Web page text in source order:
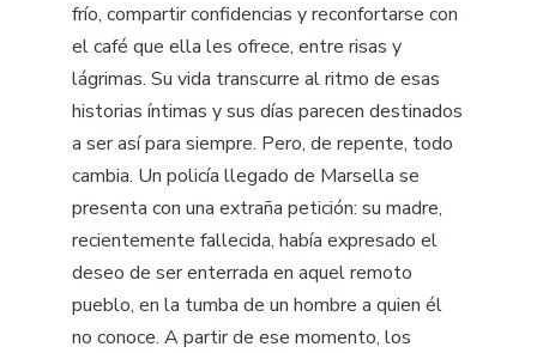
frío, compartir confidencias y reconfortarse con
el café que ella les ofrece, entre risas y
lágrimas. Su vida transcurre al ritmo de esas
historias íntimas y sus días parecen destinados
a ser así para siempre. Pero, de repente, todo
cambia. Un policía llegado de Marsella se
presenta con una extraña petición: su madre,
recientemente fallecida, había expresado el
deseo de ser enterrada en aquel remoto
pueblo, en la tumba de un hombre a quien él
no conoce. A partir de ese momento, los